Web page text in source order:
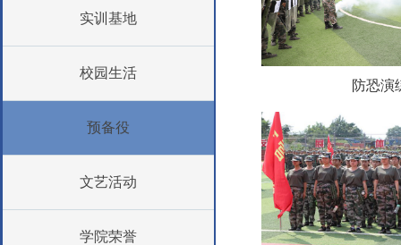
实训基地
校园生活
预备役
文艺活动
学院荣誉
防恐演